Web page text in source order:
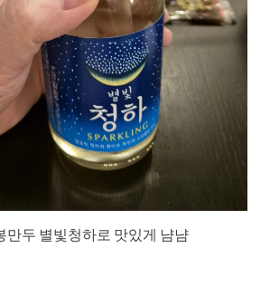
만두 별빛청하로 맛있게 냠냠